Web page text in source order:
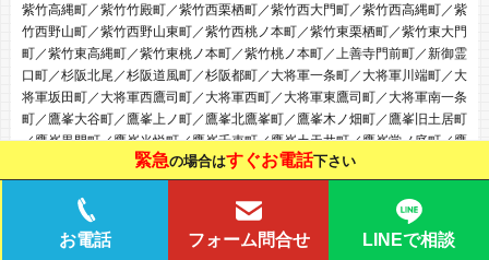
紫竹高縄町／紫竹竹殿町／紫竹西栗栖町／紫竹西大門町／紫竹西高縄町／紫
竹西野山町／紫竹西野山東町／紫竹西桃ノ本町／紫竹東栗栖町／紫竹東大門
町／紫竹東高縄町／紫竹東桃ノ本町／紫竹桃ノ本町／上善寺門前町／新御霊
口町／杉阪北尾／杉阪道風町／杉阪都町／大将軍一条町／大将軍川端町／大
将軍坂田町／大将軍西鷹司町／大将軍西町／大将軍東鷹司町／大将軍南一条
町／鷹峯大谷町／鷹峯上ノ町／鷹峯北鷹峯町／鷹峯木ノ畑町／鷹峯旧土居町
／鷹峯黒門町／鷹峯光悦町／鷹峯千束町／鷹峯土天井町／鷹峯堂ノ庭町／鷹
峯藤林町／鷹峯仏谷／鷹峯堀越町／鷹峯南鷹峯町／長乗西町／長乗東町／天
寧寺門前町／等持院北町／等持院中町／等持院西町／等持院東町／等持院南
町／中川川登／中川北山町／中川中山／中川西山／中川東山／西賀茂井ノ口
町／西賀茂今原町／西賀茂大栗町／西賀茂大道口町／西賀茂大深町／西賀茂
蛙ケ谷／西賀茂柿ノ木町／西賀茂笠松／西賀茂蟹ケ坂町／西賀茂鹿ノ下町／
緊急の場合はすぐお電話下さい
お電話 フォーム問合せ LINEで相談